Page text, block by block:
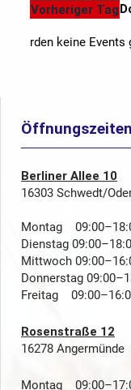
Vorheriger Tag
rden keine Events
Öffnungszeiten
Berliner Allee 10
16303 Schwedt/
Montag
Dienstag
Mittwoch
Donnerstag
Freitag
Rosenstraße 12
16278 Angermünde
Montag